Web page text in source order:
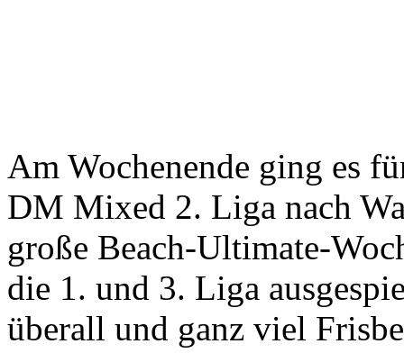
Am Wochenende ging es
DM Mixed 2. Liga nach
große Beach-Ultimate-
die 1. und 3. Liga
überall und ganz viel